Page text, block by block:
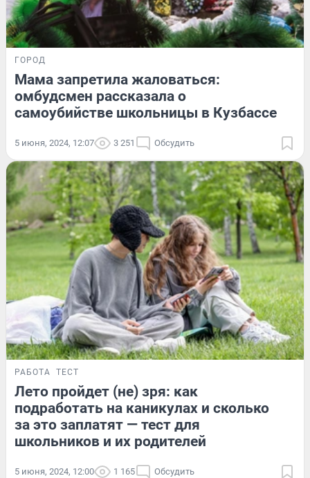
ГОРОД
Мама запретила жаловаться:
омбудсмен рассказала о
самоубийстве школьницы в Кузбассе
5 июня, 2024, 12:07 3 251 Обсудить
РАБОТА ТЕСТ
Лето пройдет (не) зря: как
подработать на каникулах и сколько
за это заплатят — тест для
школьников и их родителей
5 июня, 2024, 12:00 1 165 Обсудить